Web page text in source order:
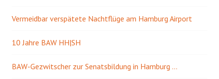
Vermeidbar verspätete Nachtflüge am Hamburg Airport
10 Jahre BAW HH|SH
BAW-Gezwitscher zur Senatsbildung in Hamburg …